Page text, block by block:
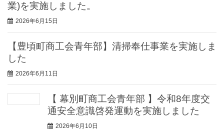
業)を実施しました。
2026年6月15日
【豊頃町商工会青年部】清掃奉仕事業を実施しま
した
2026年6月11日
【 幕別町商工会青年部 】令和8年度交
通安全意識啓発運動を実施しました
2026年6月10日